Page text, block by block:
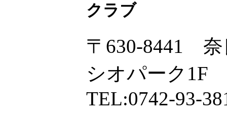
クラブ
〒630-8441
シオパーク1F
TEL:0742-93-